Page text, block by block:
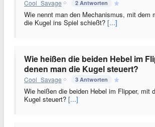
Cool_Savage 2 Antworten
Wie nennt man den Mechanismus, mit dem
die Kugel ins Spiel schießt? [...]
Wie heißen die beiden Hebel im
denen man die Kugel steuert?
Cool_Savage 3 Antworten
Wie heißen die beiden Hebel im Flipper, mit
Kugel steuert? [...]